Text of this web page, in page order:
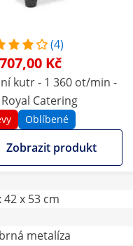
(4)
Kč
kutr - 1 360 ot/min -
Royal Catering
Oblíbené
Zobrazit produkt
42 x 53 cm
metalíza